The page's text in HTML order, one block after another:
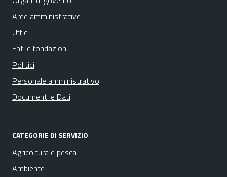
Aree amministrative
Uffici
Enti e fondazioni
Politici
Personale amministrativo
Documenti e Dati
CATEGORIE DI SERVIZIO
Agricoltura e pesca
Ambiente